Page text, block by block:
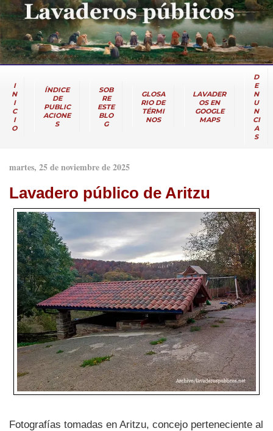
I
N
I
C
I
O
ÍNDICE
DE
PUBLIC
ACIONE
S
SOB
RE
ESTE
BLO
G
GLOSA
RIO DE
TÉRMI
NOS
LAVADER
OS EN
GOOGLE
MAPS
D
E
N
U
N
CI
A
S
martes, 25 de noviembre de 2025
Lavadero público de Aritzu
Fotografías tomadas en Aritzu, concejo perteneciente al